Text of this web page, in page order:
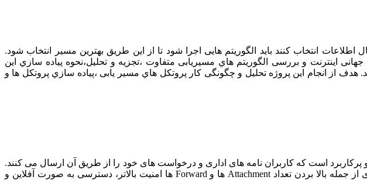
انتخاب کنند باید الگوریتم هایی اجرا شود تا از این طریق بهترین مسیر انتخاب شود.
اینترنت و بررسی الگوریتم هاي مسیریابی متفاوت ،تجزیه و تحلیل،نحوه پیاده سازي این
از انجام این پروژه تحلیل و چگونگی کار پروتکل هاي مسیر یابی ،پیاده سازي پروتکل ها و
پرکاربرد است که کاربران نامه های اداری و درخواست های خود را از طریق آن ارسال می کنند.
در سازمان های پیشرفته از ایمیل ها و میل سرور های اختصاصی استفاده می کنند که از مزایای بسیاری از جمله بالا بردن تعداد Attachment ها و Forward ها امنیت بالاتر، دسترسی به صورت آفلاین و